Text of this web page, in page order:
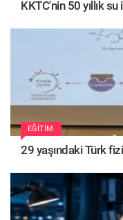
KKTC'nin 50 yıllık
EĞITIM
29 yaşındaki Türk